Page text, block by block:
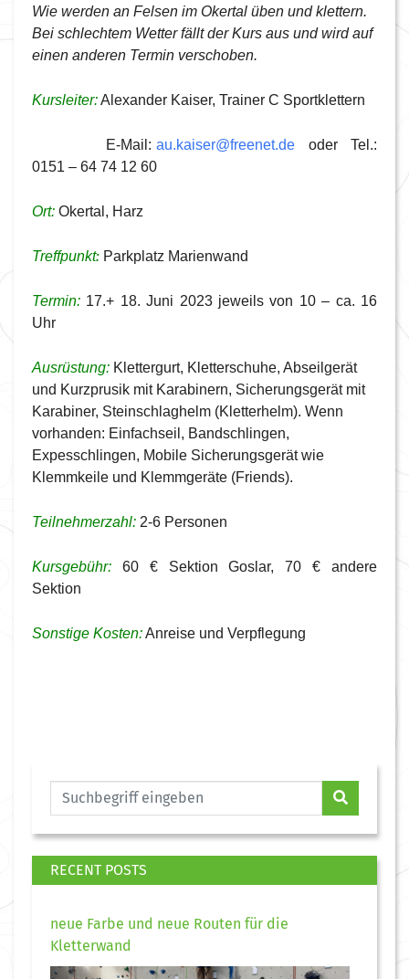
Wie werden an Felsen im Okertal üben und klettern.
Bei schlechtem Wetter fällt der Kurs aus und wird auf
einen anderen Termin verschoben.
Kursleiter:Alexander Kaiser, Trainer C Sportklettern
E-Mail:au.kaiser@freenet.de oder Tel.:
0151 – 64 74 12 60
Ort: Okertal, Harz
Treffpunkt: Parkplatz Marienwand
Termin: 17.+ 18. Juni 2023 jeweils von 10 – ca. 16
Uhr
Ausrüstung: Klettergurt, Kletterschuhe, Abseilgerät
und Kurzprusik mit Karabinern, Sicherungsgerät mit
Karabiner, Steinschlaghelm (Kletterhelm). Wenn
vorhanden: Einfachseil, Bandschlingen,
Expesschlingen, Mobile Sicherungsgerät wie
Klemmkeile und Klemmgeräte (Friends).
Teilnehmerzahl: 2-6 Personen
Kursgebühr: 60 € Sektion Goslar, 70 € andere
Sektion
Sonstige Kosten:Anreise und Verpflegung
RECENT POSTS
neue Farbe und neue Routen für die
Kletterwand